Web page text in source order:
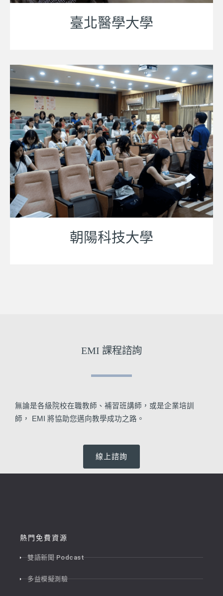
臺北醫學大學
朝陽科技大學
EMI 課程諮詢
無論是各級院校在職教師、補習班講師，或是企業培訓
師， EMI 將協助您邁向教學成功之路。
線上諮詢
熱門免費資源
雙語新聞 Podcast
多益模擬測驗